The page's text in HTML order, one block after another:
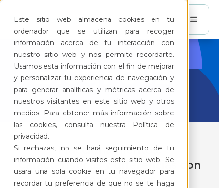
Este sitio web almacena cookies en tu
ordenador que se utilizan para recoger
información acerca de tu interacción con
nuestro sitio web y nos permite recordarte.
Usamos esta información con el fin de mejorar
y personalizar tu experiencia de navegación y
para generar analíticas y métricas acerca de
nuestros visitantes en este sitio web y otros
medios. Para obtener más información sobre
las cookies, consulta nuestra Política de
privacidad.
Si rechazas, no se hará seguimiento de tu
información cuando visites este sitio web. Se
usará una sola cookie en tu navegador para
recordar tu preferencia de que no se te haga
BlogFeliz
Fraccionamientos:
Características y diferencias con
los condominios